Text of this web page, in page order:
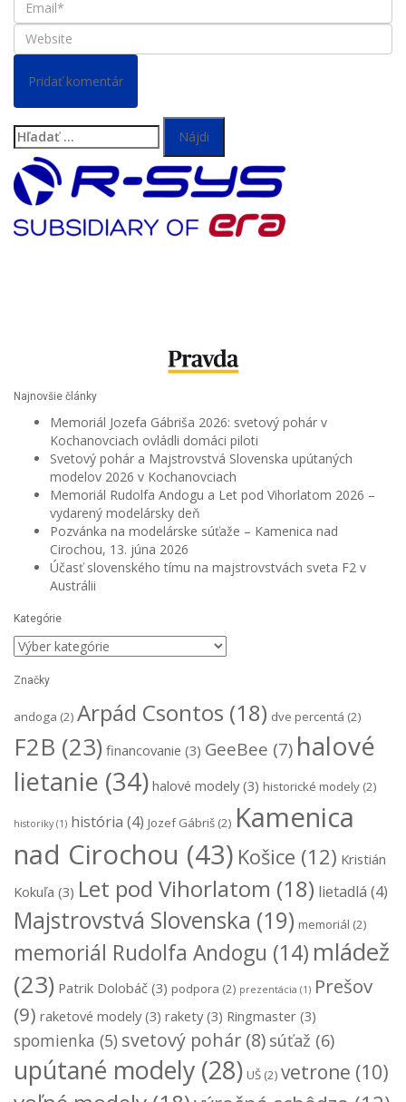
Hľadať:
Najnovšie články
Memoriál Jozefa Gábriša 2026: svetový pohár v
Kochanovciach ovládli domáci piloti
Svetový pohár a Majstrovstvá Slovenska upútaných
modelov 2026 v Kochanovciach
Memoriál Rudolfa Andogu a Let pod Vihorlatom 2026 –
vydarený modelársky deň
Pozvánka na modelárske súťaže – Kamenica nad
Cirochou, 13. júna 2026
Účasť slovenského tímu na majstrovstvách sveta F2 v
Austrálii
Kategórie
Kategórie
Značky
andoga (2) Arpád Csontos (18) dve percentá (2)
F2B (23) financovanie (3) GeeBee (7) halové
lietanie (34) halové modely(3) historické modely (2)
historiky(1) história (4) Jozef Gábriš (2) Kamenica
nad Cirochou (43) Košice (12) Kristián
Kokuľa (3) Let pod Vihorlatom (18) lietadlá (4)
Majstrovstvá Slovenska (19) memoriál (2)
memoriál Rudolfa Andogu (14) mládež
(23) Patrik Dolobáč (3) podpora (2) prezentácia (1) Prešov
(9) raketové modely(3) rakety(3) Ringmaster (3)
spomienka (5) svetový pohár (8) súťaž (6)
upútané modely (28) UŠ (2) vetrone (10)